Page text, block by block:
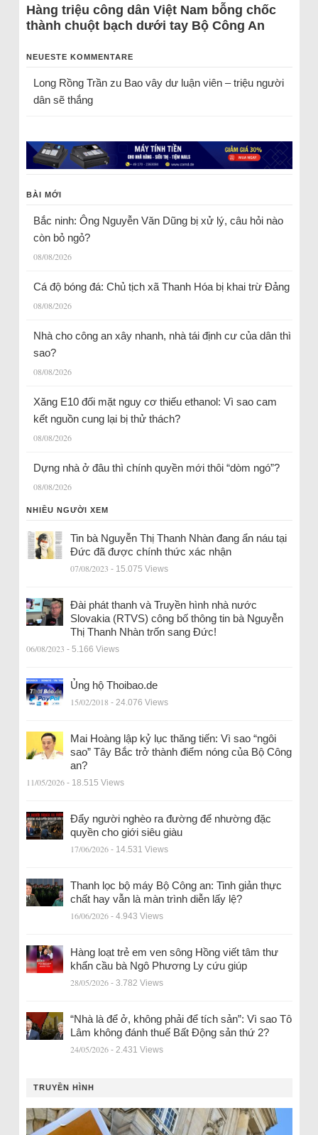
Hàng triệu công dân Việt Nam bỗng chốc
thành chuột bạch dưới tay Bộ Công An
NEUESTE KOMMENTARE
Long Rồng Trầnzu Bao vây dư luận viên – triệu người
dân sẽ thắng
BÀI MỚI
Bắc ninh: Ông Nguyễn Văn Dũng bị xử lý, câu hỏi nào
còn bỏ ngỏ?
08/08/2026
Cá độ bóng đá: Chủ tịch xã Thanh Hóa bị khai trừ Đảng
08/08/2026
Nhà cho công an xây nhanh, nhà tái định cư của dân thì
sao?
08/08/2026
Xăng E10 đối mặt nguy cơ thiếu ethanol: Vì sao cam
kết nguồn cung lại bị thử thách?
08/08/2026
Dựng nhà ở đâu thì chính quyền mới thôi “dòm ngó”?
08/08/2026
NHIỀU NGƯỜI XEM
Tin bà Nguyễn Thị Thanh Nhàn đang ẩn náu tại
Đức đã được chính thức xác nhận
07/08/2023 - 15.075 Views
Đài phát thanh và Truyền hình nhà nước
Slovakia (RTVS) công bố thông tin bà Nguyễn
Thị Thanh Nhàn trốn sang Đức!
06/08/2023 - 5.166 Views
Ủng hộ Thoibao.de
15/02/2018 - 24.076 Views
Mai Hoàng lập kỷ lục thăng tiến: Vì sao “ngôi
sao” Tây Bắc trở thành điểm nóng của Bộ Công
an?
11/05/2026 - 18.515 Views
Đẩy người nghèo ra đường để nhường đặc
quyền cho giới siêu giàu
17/06/2026 - 14.531 Views
Thanh lọc bộ máy Bộ Công an: Tinh giản thực
chất hay vẫn là màn trình diễn lấy lệ?
16/06/2026 - 4.943 Views
Hàng loạt trẻ em ven sông Hồng viết tâm thư
khẩn cầu bà Ngô Phương Ly cứu giúp
28/05/2026 - 3.782 Views
“Nhà là để ở, không phải để tích sản”: Vì sao Tô
Lâm không đánh thuế Bất Động sản thứ 2?
24/05/2026 - 2.431 Views
TRUYỀN HÌNH